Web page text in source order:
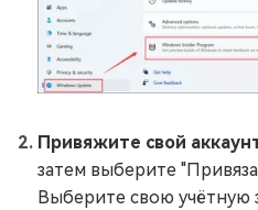
Привяжите свой
затем выберите
Выберите свою учётную